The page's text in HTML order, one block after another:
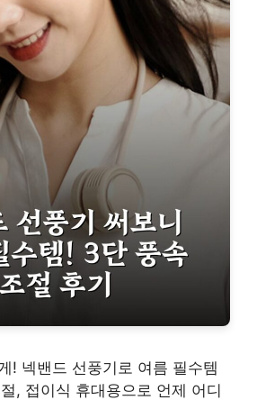
! 넥밴드 선풍기로 여름 필수템
, 접이식 휴대용으로 언제 어디